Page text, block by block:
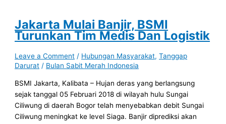
Jakarta Mulai Banjir, BSMI
Turunkan Tim Medis Dan Logistik
Leave a Comment / Hubungan Masyarakat,Tanggap
Darurat / Bulan Sabit Merah Indonesia
BSMI Jakarta, Kalibata – Hujan deras yang berlangsung
sejak tanggal 05 Februari 2018 di wilayah hulu Sungai
Ciliwung di daerah Bogor telah menyebabkan debit Sungai
Ciliwung meningkat ke level Siaga. Banjir diprediksi akan